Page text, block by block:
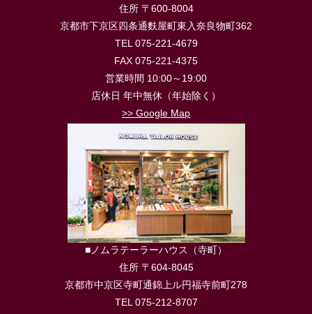
住所 〒600-8004
京都市下京区四条通麩屋町東入奈良物町362
TEL 075-221-4679
FAX 075-221-4375
営業時間 10:00～19:00
店休日 年中無休（年始除く）
>> Google Map
■ノムラテーラーハウス（寺町）
住所 〒604-8045
京都市中京区寺町通錦上ル円福寺前町278
TEL 075-212-8707